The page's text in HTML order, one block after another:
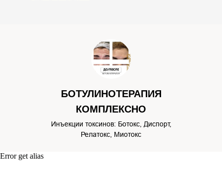
БОТУЛИНОТЕРАПИЯ
КОМПЛЕКСНО
Инъекции токсинов: Ботокс, Диспорт,
Релатокс, Миотокс
Error get alias